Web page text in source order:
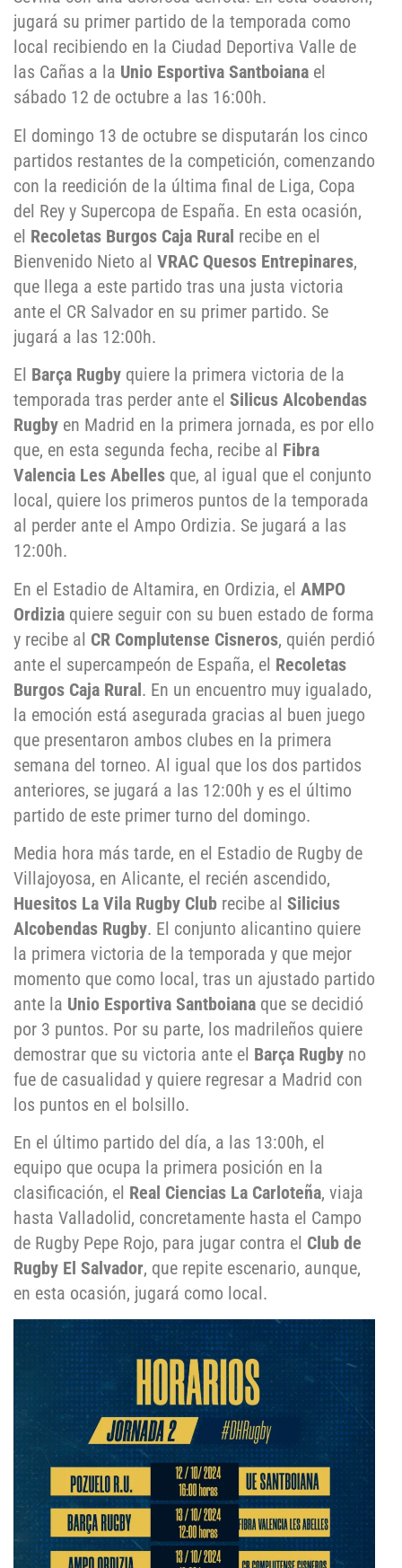
jugará su primer partido de la temporada como
local recibiendo en la Ciudad Deportiva Valle de
las Cañas a la Unio Esportiva Santboiana el
sábado 12 de octubre a las 16:00h.
El domingo 13 de octubre se disputarán los cinco
partidos restantes de la competición, comenzando
con la reedición de la última final de Liga, Copa
del Rey y Supercopa de España. En esta ocasión,
el Recoletas Burgos Caja Rural recibe en el
Bienvenido Nieto al VRAC Quesos Entrepinares,
que llega a este partido tras una justa victoria
ante el CR Salvador en su primer partido. Se
jugará a las 12:00h.
El Barça Rugby quiere la primera victoria de la
temporada tras perder ante el Silicus Alcobendas
Rugby en Madrid en la primera jornada, es por ello
que, en esta segunda fecha, recibe al Fibra
Valencia Les Abelles que, al igual que el conjunto
local, quiere los primeros puntos de la temporada
al perder ante el Ampo Ordizia. Se jugará a las
12:00h.
En el Estadio de Altamira, en Ordizia, el AMPO
Ordizia quiere seguir con su buen estado de forma
y recibe al CR Complutense Cisneros, quién perdió
ante el supercampeón de España, el Recoletas
Burgos Caja Rural. En un encuentro muy igualado,
la emoción está asegurada gracias al buen juego
que presentaron ambos clubes en la primera
semana del torneo. Al igual que los dos partidos
anteriores, se jugará a las 12:00h y es el último
partido de este primer turno del domingo.
Media hora más tarde, en el Estadio de Rugby de
Villajoyosa, en Alicante, el recién ascendido,
Huesitos La Vila Rugby Club recibe al Silicius
Alcobendas Rugby. El conjunto alicantino quiere
la primera victoria de la temporada y que mejor
momento que como local, tras un ajustado partido
ante la Unio Esportiva Santboiana que se decidió
por 3 puntos. Por su parte, los madrileños quiere
demostrar que su victoria ante el Barça Rugby no
fue de casualidad y quiere regresar a Madrid con
los puntos en el bolsillo.
En el último partido del día, a las 13:00h, el
equipo que ocupa la primera posición en la
clasificación, el Real Ciencias La Carloteña, viaja
hasta Valladolid, concretamente hasta el Campo
de Rugby Pepe Rojo, para jugar contra el Club de
Rugby El Salvador, que repite escenario, aunque,
en esta ocasión, jugará como local.